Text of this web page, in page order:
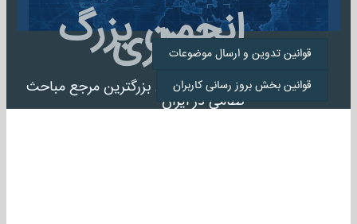
انجمن بزرگ
میلیتاری
انجمن میلیتاری بزرگترین مرجع مباحث
نظامی در ایران
قوانین تدوین و ارسال موضوعات
قوانین بخش بروز رسانی کاربران